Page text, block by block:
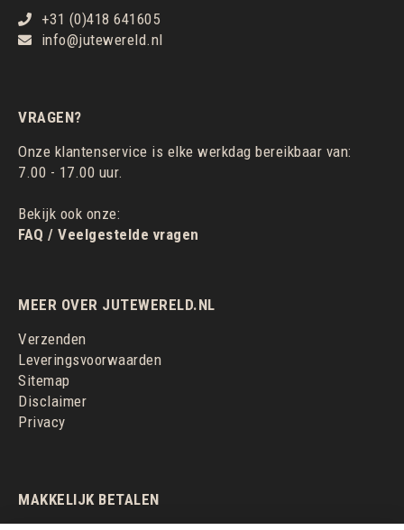
+31 (0)418 641605
info@jutewereld.nl
VRAGEN?
Onze klantenservice is elke werkdag bereikbaar van:
7.00 - 17.00 uur.
Bekijk ook onze:
FAQ / Veelgestelde vragen
MEER OVER JUTEWERELD.NL
Verzenden
Leveringsvoorwaarden
Sitemap
Disclaimer
Privacy
MAKKELIJK BETALEN